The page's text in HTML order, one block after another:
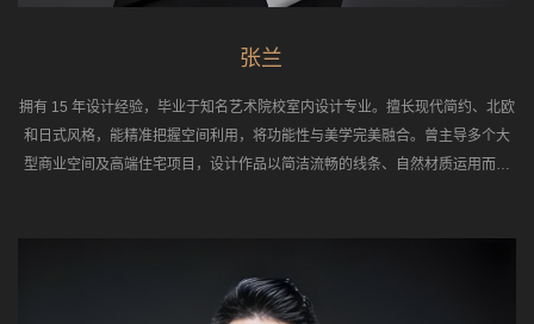
张兰
拥有 15 年设计经验，毕业于知名艺术院校室内设计专业。擅长现代简约、北欧
和日式风格，能精准把握空间利用，将功能性与美学完美融合。曾主导多个大
型商业空间及高端住宅项目，设计作品以简洁流畅的线条、自然材质运用而备